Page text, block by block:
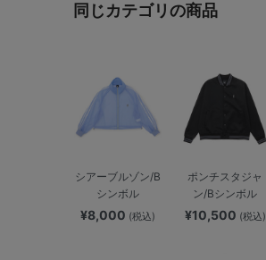
同じカテゴリの商品
シアーブルゾン/B
シンボル
¥8,000 (税込)
ポンチスタジャ
ン/Bシンボル
¥10,500 (税込)